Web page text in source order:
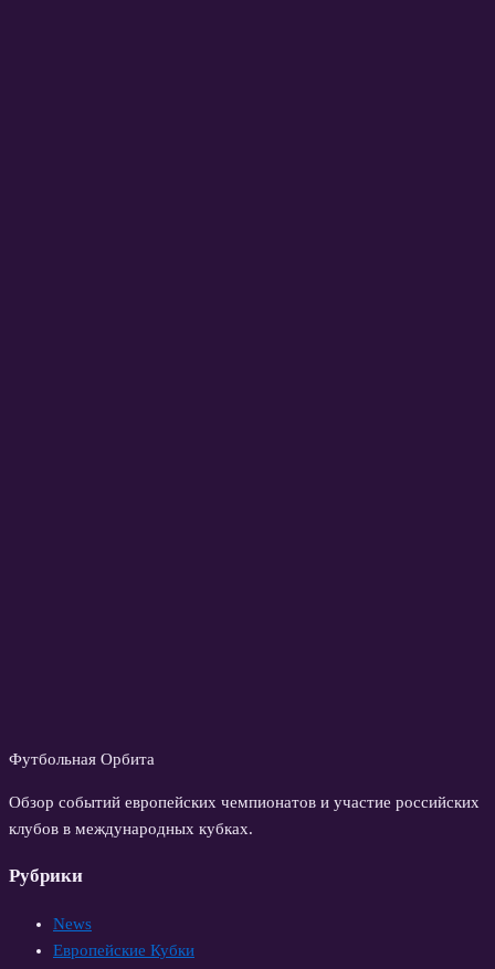
Футбольная Орбита
Обзор событий европейских чемпионатов и участие российских
клубов в международных кубках.
Рубрики
News
Европейские Кубки